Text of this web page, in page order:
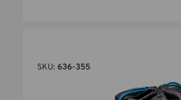
SKU: 636-355